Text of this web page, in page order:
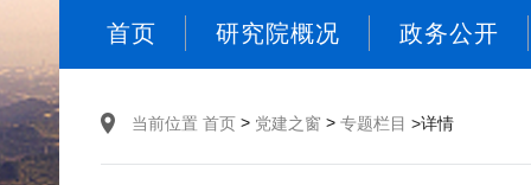
首页 研究院概况 政务公开
当前位置 首页 > 党建之窗 > 专题栏目 >详情